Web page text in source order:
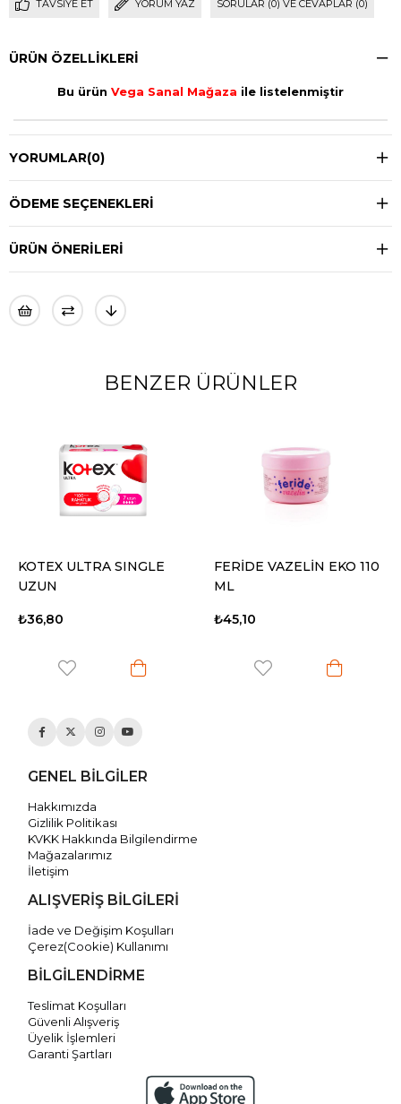
TAVSIYE ET YORUM YAZ SORULAR (0) VE CEVAPLAR (0)
ÜRÜN ÖZELLIKLERI
Bu ürün Vega Sanal Mağaza ile listelenmiştir
YORUMLAR(0)
ÖDEME SEÇENEKLERI
ÜRÜN ÖNERILERI
BENZER ÜRÜNLER
KOTEX ULTRA SINGLE
UZUN
₺36,80
FERİDE VAZELİN EKO 110
ML
₺45,10
GENEL BİLGİLER
Hakkımızda
Gizlilik Politikası
KVKK Hakkında Bilgilendirme
Mağazalarımız
İletişim
ALIŞVERİŞ BİLGİLERİ
İade ve Değişim Koşulları
Çerez(Cookie) Kullanımı
BİLGİLENDİRME
Teslimat Koşulları
Güvenli Alışveriş
Üyelik İşlemleri
Garanti Şartları